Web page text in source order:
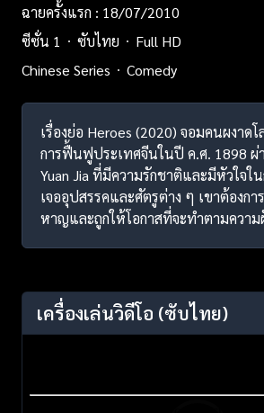
ฉายครั้งแรก : 18/07/2010
ซีซั่น 1
ซับไทย
Full HD
Chinese Series
Comedy
เรื่องย่อ Heroes (2020) จอมคนผงาดโ
การฟื้นฟูประเทศจีนในปี ค.ศ. 1898 ผ่
Yuan Jia ที่มีความรักชาติและมีหัวใจใ
เจออุปสรรคและศัตรูต่าง ๆ เขาต้องกา
หาญและถูกให้โอกาสที่จะทำตามควา
เครื่องเล่นวิดีโอ (ซับไทย)